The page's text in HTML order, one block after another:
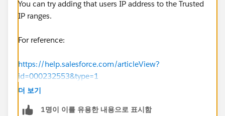
You can try adding that users IP address to the Trusted
IP ranges.
For reference:
https://help.salesforce.com/articleView?
id=000232553&type=1
더 보기
1명이 이를 유용한 내용으로 표시함